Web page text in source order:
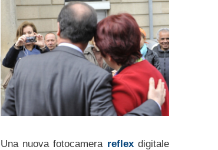
Una nuova fotocamera reflexdigitale